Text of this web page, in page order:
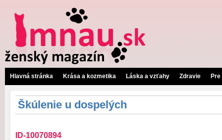
Hlavná stránka Krása a kozmetika Láska a vzťahy Zdravie
Škúlenie u dospelých
ID-10070894